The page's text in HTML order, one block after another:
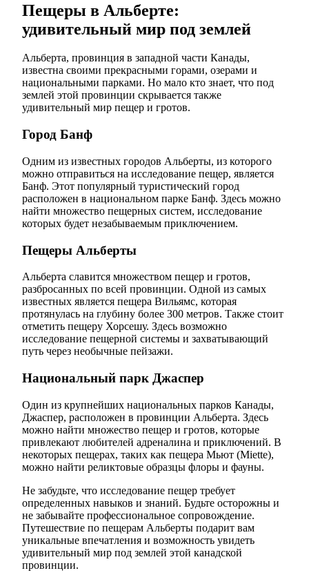
Пещеры в Альберте:
удивительный мир под землей
Альберта, провинция в западной части Канады,
известна своими прекрасными горами, озерами и
национальными парками. Но мало кто знает, что под
землей этой провинции скрывается также
удивительный мир пещер и гротов.
Город Банф
Одним из известных городов Альберты, из которого
можно отправиться на исследование пещер, является
Банф. Этот популярный туристический город
расположен в национальном парке Банф. Здесь можно
найти множество пещерных систем, исследование
которых будет незабываемым приключением.
Пещеры Альберты
Альберта славится множеством пещер и гротов,
разбросанных по всей провинции. Одной из самых
известных является пещера Вильямс, которая
протянулась на глубину более 300 метров. Также стоит
отметить пещеру Хорсешу. Здесь возможно
исследование пещерной системы и захватывающий
путь через необычные пейзажи.
Национальный парк Джаспер
Один из крупнейших национальных парков Канады,
Джаспер, расположен в провинции Альберта. Здесь
можно найти множество пещер и гротов, которые
привлекают любителей адреналина и приключений. В
некоторых пещерах, таких как пещера Мьют (Miette),
можно найти реликтовые образцы флоры и фауны.
Не забудьте, что исследование пещер требует
определенных навыков и знаний. Будьте осторожны и
не забывайте профессиональное сопровождение.
Путешествие по пещерам Альберты подарит вам
уникальные впечатления и возможность увидеть
удивительный мир под землей этой канадской
провинции.